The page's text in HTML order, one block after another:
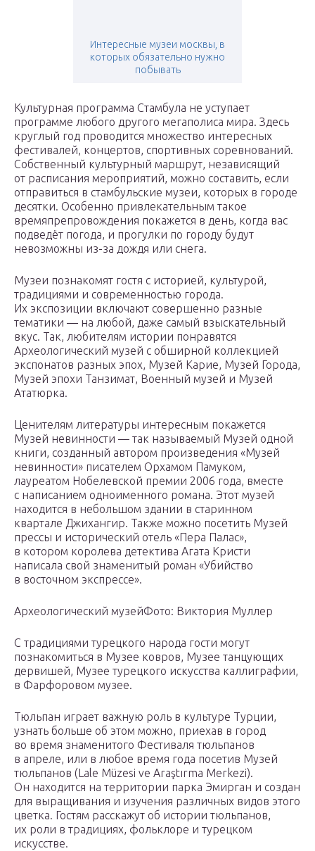
Интересные музеи москвы, в
которых обязательно нужно
побывать
Культурная программа Стамбула не уступает
программе любого другого мегаполиса мира. Здесь
круглый год проводится множество интересных
фестивалей, концертов, спортивных соревнований.
Собственный культурный маршрут, независящий
от расписания мероприятий, можно составить, если
отправиться в стамбульские музеи, которых в городе
десятки. Особенно привлекательным такое
времяпрепровождения покажется в день, когда вас
подведёт погода, и прогулки по городу будут
невозможны из-за дождя или снега.
Музеи познакомят гостя с историей, культурой,
традициями и современностью города.
Их экспозиции включают совершенно разные
тематики — на любой, даже самый взыскательный
вкус. Так, любителям истории понравятся
Археологический музей с обширной коллекцией
экспонатов разных эпох, Музей Карие, Музей Города,
Музей эпохи Танзимат, Военный музей и Музей
Ататюрка.
Ценителям литературы интересным покажется
Музей невинности — так называемый Музей одной
книги, созданный автором произведения «Музей
невинности» писателем Орхамом Памуком,
лауреатом Нобелевской премии 2006 года, вместе
с написанием одноименного романа. Этот музей
находится в небольшом здании в старинном
квартале Джихангир. Также можно посетить Музей
прессы и исторический отель «Пера Палас»,
в котором королева детектива Агата Кристи
написала свой знаменитый роман «Убийство
в восточном экспрессе».
Археологический музейФото: Виктория Муллер
С традициями турецкого народа гости могут
познакомиться в Музее ковров, Музее танцующих
дервишей, Музее турецкого искусства каллиграфии,
в Фарфоровом музее.
Тюльпан играет важную роль в культуре Турции,
узнать больше об этом можно, приехав в город
во время знаменитого Фестиваля тюльпанов
в апреле, или в любое время года посетив Музей
тюльпанов (Lale Müzesi ve Araştırma Merkezi).
Он находится на территории парка Эмирган и создан
для выращивания и изучения различных видов этого
цветка. Гостям расскажут об истории тюльпанов,
их роли в традициях, фольклоре и турецком
искусстве.